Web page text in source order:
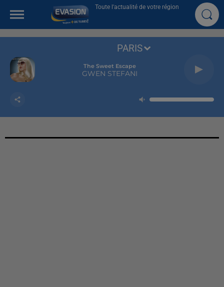
Toute l'actualité de votre région
The Sweet Escape
GWEN STEFANI
PARIS